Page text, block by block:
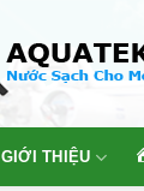
GIỚI THIỆU